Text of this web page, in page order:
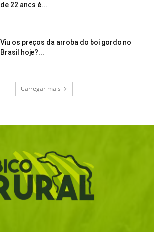
de 22 anos é...
Viu os preços da arroba do boi gordo no
Brasil hoje?...
Carregar mais